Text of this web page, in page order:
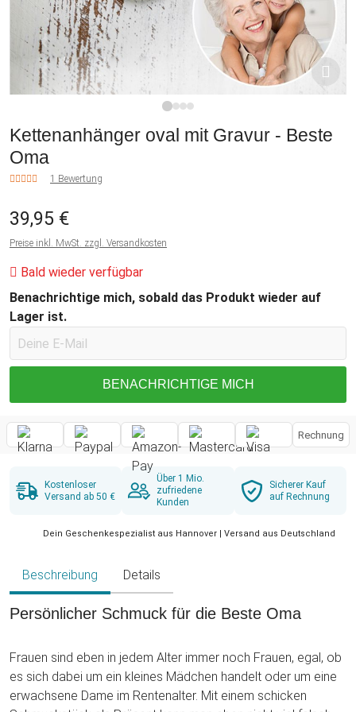
Kettenanhänger oval mit Gravur - Beste
Oma
1 Bewertung
39,95 €
Preise inkl. MwSt. zzgl. Versandkosten
Bald wieder verfügbar
Benachrichtige mich, sobald das Produkt wieder auf
Lager ist.
BENACHRICHTIGE MICH
Rechnung
Kostenloser
Versand ab 50 €
Über 1 Mio.
zufriedene
Kunden
Sicherer Kauf
auf Rechnung
Dein Geschenkespezialist aus Hannover | Versand aus Deutschland
Beschreibung Details
Persönlicher Schmuck für die Beste Oma
Frauen sind eben in jedem Alter immer noch Frauen, egal, ob
es sich dabei um ein kleines Mädchen handelt oder um eine
erwachsene Dame im Rentenalter. Mit einem schicken